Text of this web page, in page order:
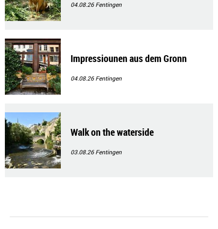
04.08.26Fentingen
Impressiounen aus dem Gronn
04.08.26Fentingen
Walk on the waterside
03.08.26Fentingen